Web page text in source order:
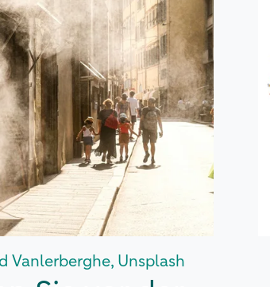
Vanlerberghe, Unsplash